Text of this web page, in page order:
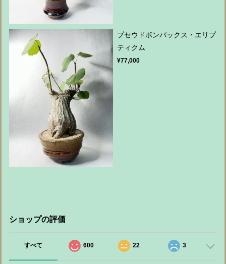
プセウドボンバックス・エリプ
ティクム
¥77,000
ショップの評価
すべて 600 22 3